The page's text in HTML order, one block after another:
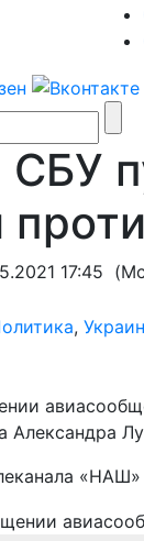
СБУ
17:45
,
Александра
«НАШ»